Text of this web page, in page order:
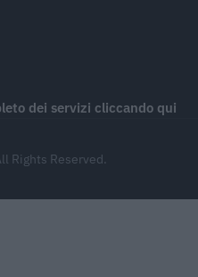
dei servizi cliccando qui
Rights Reserved.